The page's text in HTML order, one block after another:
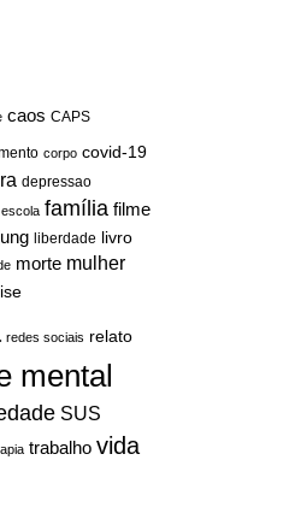
caos CAPS
corpo covid-19
depressao
escola família filme
liberdade livro
morte mulher
redes sociais relato
mental
SUS
trabalho vida